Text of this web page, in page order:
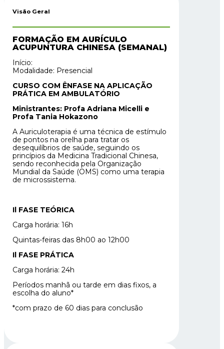
Visão Geral
FORMAÇÃO EM AURÍCULO
ACUPUNTURA CHINESA (SEMANAL)
Início:
Modalidade: Presencial
CURSO COM ÊNFASE NA APLICAÇÃO
PRÁTICA EM AMBULATÓRIO
Ministrantes: Profa Adriana Micelli e
Profa Tania Hokazono
A Auriculoterapia é uma técnica de estímulo
de pontos na orelha para tratar os
desequilíbrios de saúde, seguindo os
princípios da Medicina Tradicional Chinesa,
sendo reconhecida pela Organização
Mundial da Saúde (OMS) como uma terapia
de microssistema.
Il FASE TEÓRICA
Carga horária: 16h
Quintas-feiras das 8h00 ao 12h00
Il FASE PRÁTICA
Carga horária: 24h
Períodos manhã ou tarde em dias fixos, a
escolha do aluno*
*com prazo de 60 dias para conclusão